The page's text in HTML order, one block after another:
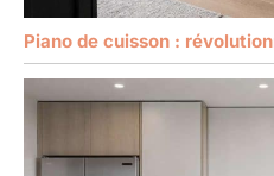
Piano de cuisson :